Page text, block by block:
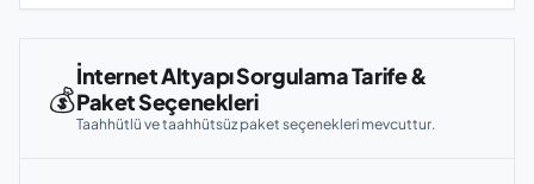
💰
İnternet Altyapı Sorgulama Tarife &
Paket Seçenekleri
Taahhütlü ve taahhütsüz paket seçenekleri mevcuttur.